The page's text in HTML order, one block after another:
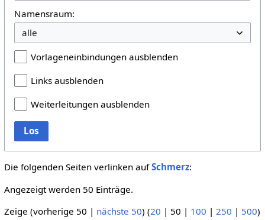
Namensraum:
Vorlageneinbindungen ausblenden
Links ausblenden
Weiterleitungen ausblenden
Los
Die folgenden Seiten verlinken aufSchmerz:
Angezeigt werden 50 Einträge.
Zeige (vorherige 50 | nächste 50) (20 | 50 | 100 | 250 | 500)